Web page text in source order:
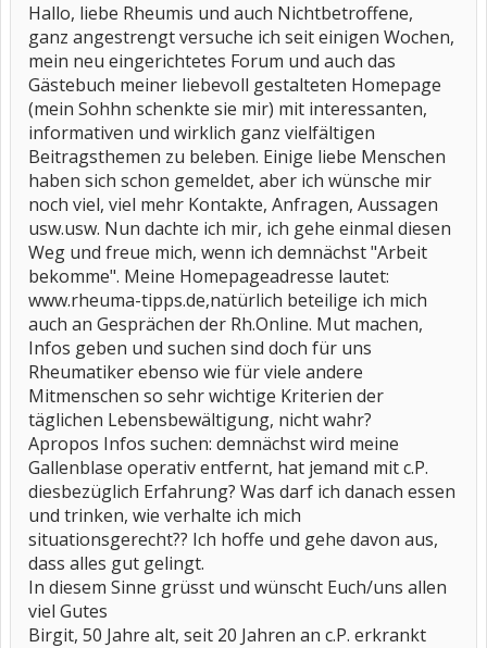
Hallo, liebe Rheumis und auch Nichtbetroffene,
ganz angestrengt versuche ich seit einigen Wochen,
mein neu eingerichtetes Forum und auch das
Gästebuch meiner liebevoll gestalteten Homepage
(mein Sohhn schenkte sie mir) mit interessanten,
informativen und wirklich ganz vielfältigen
Beitragsthemen zu beleben. Einige liebe Menschen
haben sich schon gemeldet, aber ich wünsche mir
noch viel, viel mehr Kontakte, Anfragen, Aussagen
usw.usw. Nun dachte ich mir, ich gehe einmal diesen
Weg und freue mich, wenn ich demnächst "Arbeit
bekomme". Meine Homepageadresse lautet:
www.rheuma-tipps.de,natürlich beteilige ich mich
auch an Gesprächen der Rh.Online. Mut machen,
Infos geben und suchen sind doch für uns
Rheumatiker ebenso wie für viele andere
Mitmenschen so sehr wichtige Kriterien der
täglichen Lebensbewältigung, nicht wahr?
Apropos Infos suchen: demnächst wird meine
Gallenblase operativ entfernt, hat jemand mit c.P.
diesbezüglich Erfahrung? Was darf ich danach essen
und trinken, wie verhalte ich mich
situationsgerecht?? Ich hoffe und gehe davon aus,
dass alles gut gelingt.
In diesem Sinne grüsst und wünscht Euch/uns allen
viel Gutes
Birgit, 50 Jahre alt, seit 20 Jahren an c.P. erkrankt